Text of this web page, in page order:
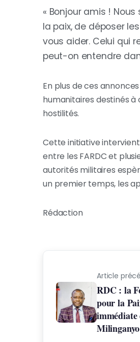
« Bonjour amis !
la paix, de déposer
vous aider. Celui qui
peut-on entendre
En plus de ces
humanitaires destinés à
hostilités.
Cette initiative
entre les FARDC et
autorités militaires
un premier temps, les
Rédaction
Article
RDC : la
pour la
immédiate
Milinganyo